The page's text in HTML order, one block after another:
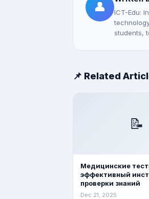
👤
ICT-Edu:
students,
📌 Related
📝
Медицинские
эффективный
проверки знаний
Dec 21, 2025